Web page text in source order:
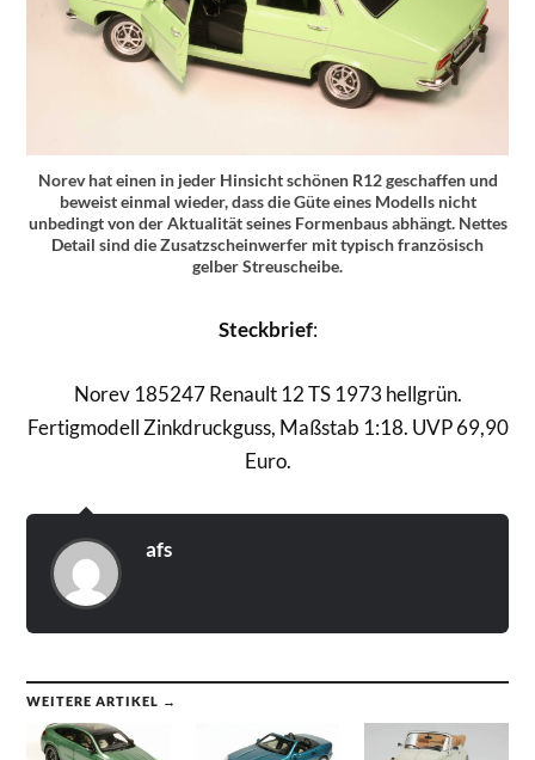
Norev hat einen in jeder Hinsicht schönen R12 geschaffen und
beweist einmal wieder, dass die Güte eines Modells nicht
unbedingt von der Aktualität seines Formenbaus abhängt. Nettes
Detail sind die Zusatzscheinwerfer mit typisch französisch
gelber Streuscheibe.
Steckbrief:
Norev 185247 Renault 12 TS 1973 hellgrün.
Fertigmodell Zinkdruckguss, Maßstab 1:18. UVP 69,90
Euro.
afs
WEITERE ARTIKEL →